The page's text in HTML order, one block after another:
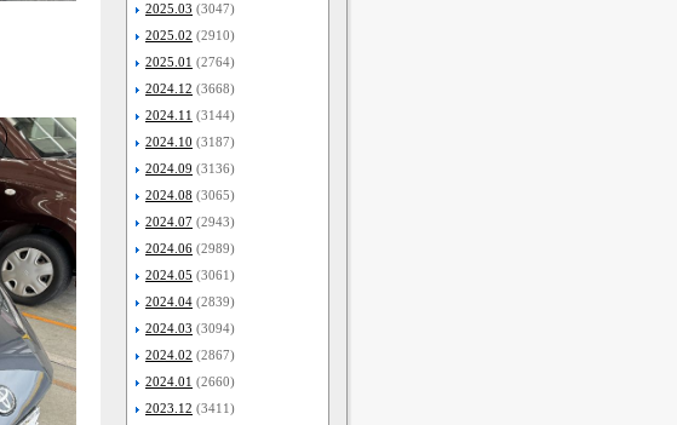
2025.03 (3047)
2025.02 (2910)
2025.01 (2764)
2024.12 (3668)
2024.11 (3144)
2024.10 (3187)
2024.09 (3136)
2024.08 (3065)
2024.07 (2943)
2024.06 (2989)
2024.05 (3061)
2024.04 (2839)
2024.03 (3094)
2024.02 (2867)
2024.01 (2660)
2023.12 (3411)